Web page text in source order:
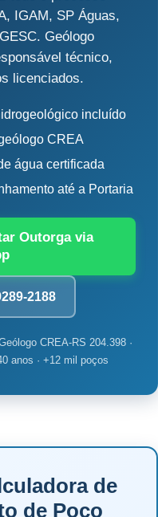
IGAM, SP Águas,
Geólogo
técnico,
licenciados.
incluído
CREA
água certificada
até a Portaria
Outorga via
2188
CREA-RS 204.398 ·
anos · +12 mil poços
de
de Poço